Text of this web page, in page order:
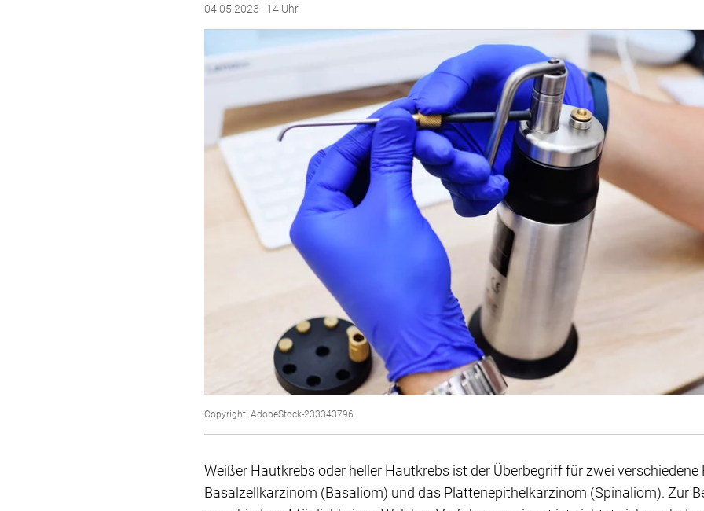
04.05.2023 · 14 Uhr
Copyright: AdobeStock-233343796
Weißer Hautkrebs oder heller Hautkrebs ist der Überbegriff für zwei
Basalzellkarzinom (Basaliom) und das Plattenepithelkarzinom (Spinaliom). Zur